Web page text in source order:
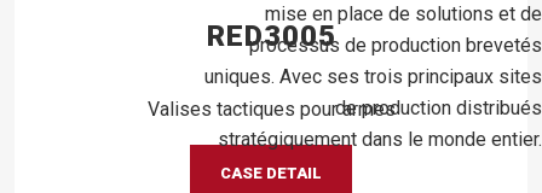
mise en place de solutions et de
processus de production brevetés
uniques. Avec ses trois principaux sites
de production distribués
stratégiquement dans le monde entier.
RED3005
Valises tactiques pour armes
CASE DETAIL